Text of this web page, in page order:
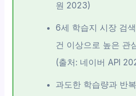
원 2023)
6세 학습지 시장 검
건 이상으로 높은 관
(출처: 네이버 API
과도한 학습량과 반